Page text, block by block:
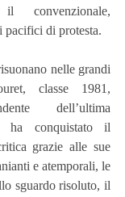
convenzionale,
pacifici di protesta.
nelle grandi
classe 1981,
dell’ultima
ha conquistato il
grazie alle sue
e atemporali, le
sguardo risoluto, il